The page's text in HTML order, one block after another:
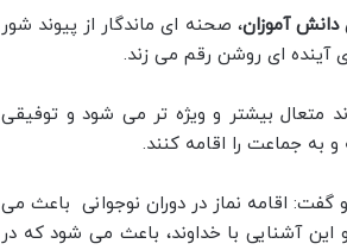
آموزان، صحنه ای ماندگار از پیوند شور
آینده ای روشن رقم می زند.
متعال بیشتر و ویژه تر می شود و توفیقی
و به جماعت را اقامه کنند.
گفت: اقامه نماز در دوران نوجوانی باعث می
این آشنایی با خداوند، باعث می شود که در